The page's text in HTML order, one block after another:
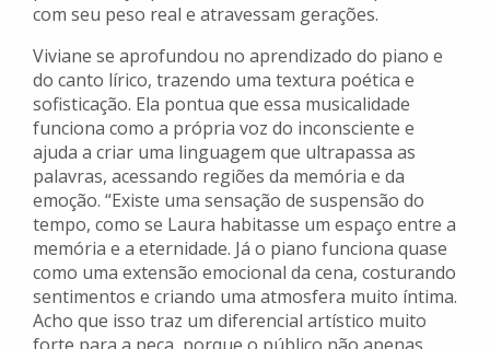
com seu peso real e atravessam gerações.
Viviane se aprofundou no aprendizado do piano e
do canto lírico, trazendo uma textura poética e
sofisticação. Ela pontua que essa musicalidade
funciona como a própria voz do inconsciente e
ajuda a criar uma linguagem que ultrapassa as
palavras, acessando regiões da memória e da
emoção. “Existe uma sensação de suspensão do
tempo, como se Laura habitasse um espaço entre a
memória e a eternidade. Já o piano funciona quase
como uma extensão emocional da cena, costurando
sentimentos e criando uma atmosfera muito íntima.
Acho que isso traz um diferencial artístico muito